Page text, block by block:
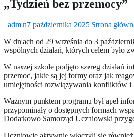
„Tydzień bez przemocy”
_admin7 października 2025 Strona
W dniach od 29 września do 3
wspólnych działań, których celem było
W naszej szkole podjęto szereg
przemoc, jakie są jej formy oraz jak
umiejętności rozwiązywania konfliktów i
Ważnym punktem programu był apel
przypominały o dostępnych formach
Dodatkowo Samorząd Uczniowski
Uczniowie aktywnie włączyli się również